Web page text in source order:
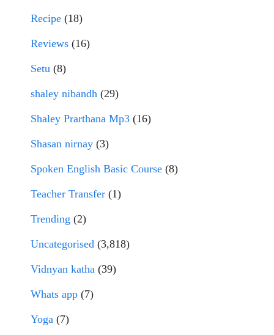
Recipe (18)
Reviews (16)
Setu (8)
shaley nibandh (29)
Shaley Prarthana Mp3 (16)
Shasan nirnay (3)
Spoken English Basic Course (8)
Teacher Transfer (1)
Trending (2)
Uncategorised (3,818)
Vidnyan katha (39)
Whats app (7)
Yoga (7)